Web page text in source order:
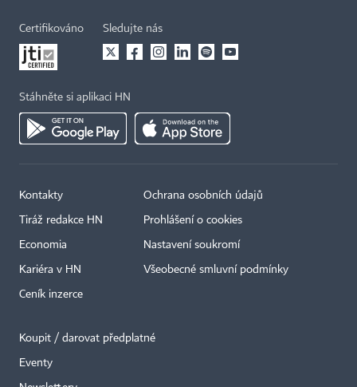
Certifikováno Sledujte nás
Stáhněte si aplikaci HN
Kontakty
Tiráž redakce HN
Economia
Kariéra v HN
Ceník inzerce
Ochrana osobních údajů
Prohlášení o cookies
Nastavení soukromí
Všeobecné smluvní podmínky
Koupit / darovat předplatné
Eventy